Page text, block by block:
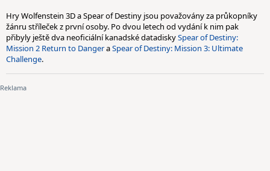
Hry Wolfenstein 3D a Spear of Destiny jsou považovány za průkopníky
žánru stříleček z první osoby. Po dvou letech od vydání k nim pak
přibyly ještě dva neoficiální kanadské datadiskySpear of Destiny:
Mission 2 Return to DangeraSpear of Destiny: Mission 3: Ultimate
Challenge.